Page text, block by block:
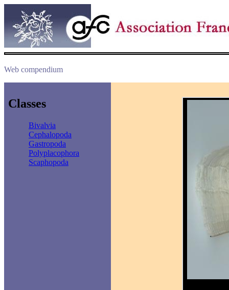
Web compendium
Classes
Bivalvia
Cephalopoda
Gastropoda
Polyplacophora
Scaphopoda